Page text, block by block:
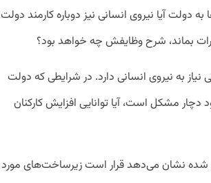
آیا نیروی انسانی نیز دوباره کارمند دولت
بماند، شرح وظایفش چه خواهد بود؟
به نیروی انسانی دارد. در شرایطی که دولت
مشکل است، آیا توانایی افزایش کارکنان
شده نشان می‌دهد قرار است زیرساخت‌های مورد